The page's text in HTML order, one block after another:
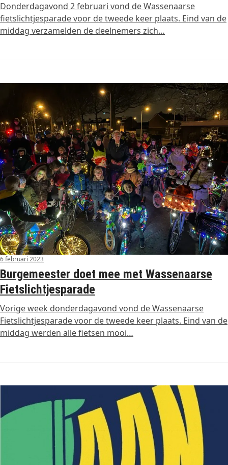
Donderdagavond 2 februari vond de Wassenaarse
fietslichtjesparade voor de tweede keer plaats. Eind van de
middag verzamelden de deelnemers zich…
6 februari 2023
Burgemeester doet mee met Wassenaarse
Fietslichtjesparade
Vorige week donderdagavond vond de Wassenaarse
Fietslichtjesparade voor de tweede keer plaats. Eind van de
middag werden alle fietsen mooi…